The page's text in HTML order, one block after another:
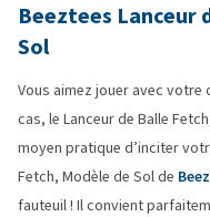
Beeztees Lanceur
Sol
Vous aimez jouer avec votre
cas, le Lanceur de Balle
moyen pratique d’inciter
Fetch, Modèle de Sol de
fauteuil ! Il convient